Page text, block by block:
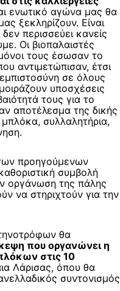
ενωτικό αγώνα μας θα
ξεκληρίζουν. Είναι
περισσεύει κανείς
Οι βιοπαλαιστές
τους έσωσαν το
αντιμετώπισαν, έτσι
σε όλους
υποσχέσεις
τους για το
αποτέλεσμα της δικής
συλλαλητήρια,
προηγούμενων
συμβολή
οργάνωση της πάλης
να στηριχτούν για την
θα
που οργανώνει η
στις 10
Λάρισας, όπου θα
συντονισμός